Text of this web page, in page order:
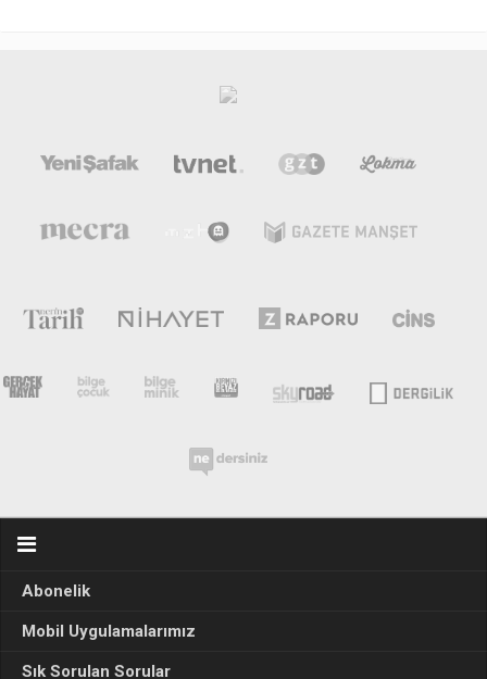
Abonelik
Mobil Uygulamalarımız
Sık Sorulan Sorular